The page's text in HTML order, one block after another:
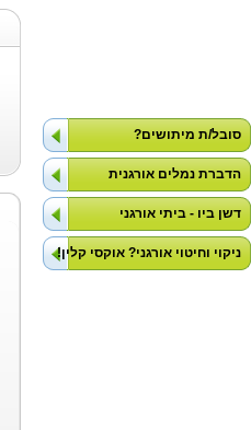
סובל/ת מיתושים?
הדברת נמלים אורגנית
דשן ביו - ביתי אורגני
ניקוי וחיטוי אורגני? אוקסי קלין!